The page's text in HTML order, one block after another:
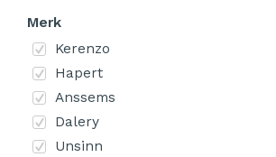
Merk
Kerenzo
Hapert
Anssems
Dalery
Unsinn